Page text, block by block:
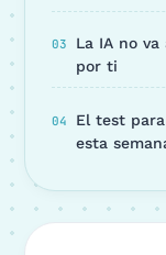
La IA no
por ti
El test
esta